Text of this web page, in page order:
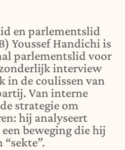
en parlementslid
Youssef Handichi is
parlementslid voor
interview
in de coulissen van
Van interne
strategie om
hij analyseert
beweging die hij